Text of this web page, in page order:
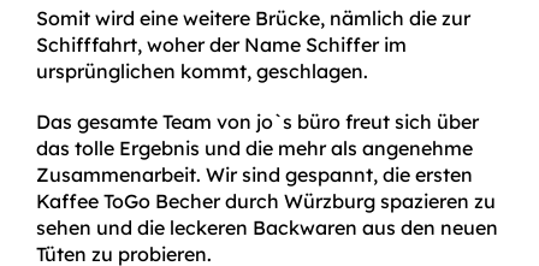
Somit wird eine weitere Brücke, nämlich die zur
Schifffahrt, woher der Name Schiffer im
ursprünglichen kommt, geschlagen.
Das gesamte Team von jo`s büro freut sich über
das tolle Ergebnis und die mehr als angenehme
Zusammenarbeit. Wir sind gespannt, die ersten
Kaffee ToGo Becher durch Würzburg spazieren zu
sehen und die leckeren Backwaren aus den neuen
Tüten zu probieren.